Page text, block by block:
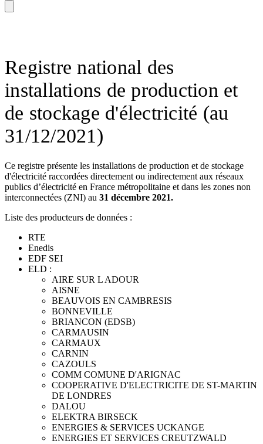
Registre national des
installations de production et
de stockage d'électricité (au
31/12/2021)
Ce registre présente les installations de production et de stockage
d'électricité raccordées directement ou indirectement aux réseaux
publics d’électricité en France métropolitaine et dans les zones non
interconnectées (ZNI) au 31 décembre 2021.
Liste des producteurs de données :
RTE
Enedis
EDF SEI
ELD :
AIRE SUR L ADOUR
AISNE
BEAUVOIS EN CAMBRESIS
BONNEVILLE
BRIANCON (EDSB)
CARMAUSIN
CARMAUX
CARNIN
CAZOULS
COMM COMUNE D'ARIGNAC
COOPERATIVE D'ELECTRICITE DE ST-MARTIN
DE LONDRES
DALOU
ELEKTRA BIRSECK
ENERGIES & SERVICES UCKANGE
ENERGIES ET SERVICES CREUTZWALD